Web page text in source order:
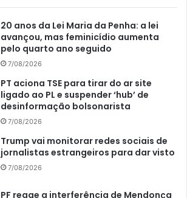
20 anos da Lei Maria da Penha: a lei
avançou, mas feminicídio aumenta
pelo quarto ano seguido
7/08/2026
PT aciona TSE para tirar do ar site
ligado ao PL e suspender ‘hub’ de
desinformação bolsonarista
7/08/2026
Trump vai monitorar redes sociais de
jornalistas estrangeiros para dar visto
7/08/2026
PF reage a interferência de Mendonça